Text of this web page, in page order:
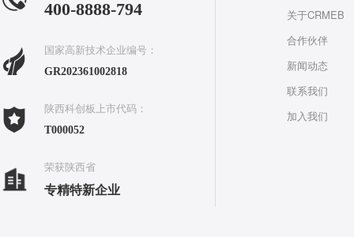
400-8888-794
国家高新技术企业编号：
GR202361002818
陕西科创板上市代码：
T000052
荣获陕西省
专精特新企业
关于CRMEB
合作伙伴
新闻动态
联系我们
加入我们